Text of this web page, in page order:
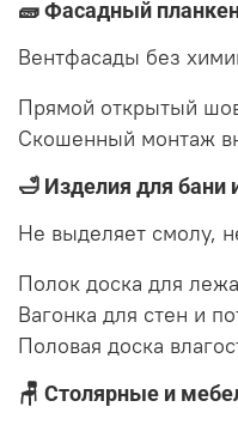
🧱 Фасадный
Вентфасады без
Прямой открытый
Скошенный монтаж
🛁 Изделия для бани
Не выделяет смолу,
Полок доска для
Вагонка для стен и
Половая доска
🪑 Столярные и